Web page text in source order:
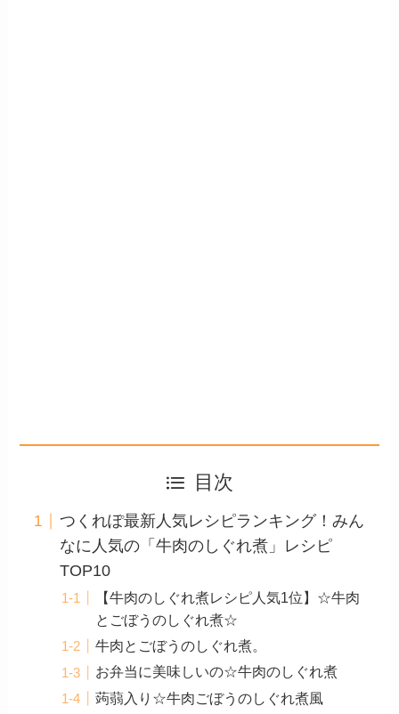
目次
つくれぽ最新人気レシピランキング！みん
なに人気の「牛肉のしぐれ煮」レシピ
TOP10
【牛肉のしぐれ煮レシピ人気1位】☆牛肉
とごぼうのしぐれ煮☆
牛肉とごぼうのしぐれ煮。
お弁当に美味しいの☆牛肉のしぐれ煮
蒟蒻入り☆牛肉ごぼうのしぐれ煮風